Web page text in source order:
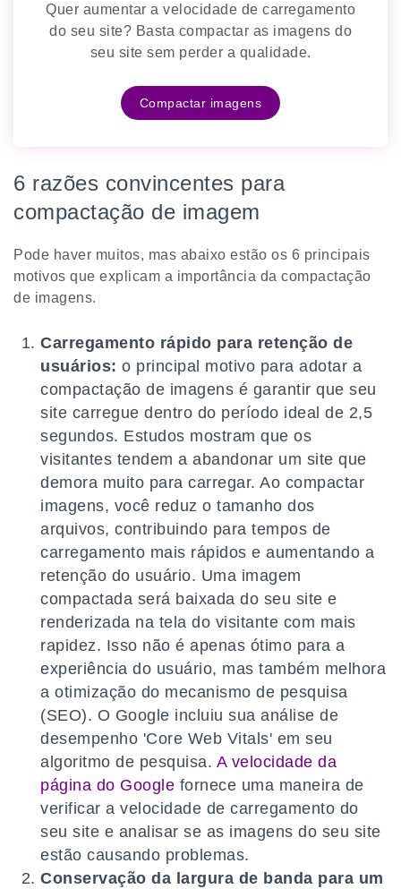
Quer aumentar a velocidade de carregamento
do seu site? Basta compactar as imagens do
seu site sem perder a qualidade.
Compactar imagens
6 razões convincentes para
compactação de imagem
Pode haver muitos, mas abaixo estão os 6 principais
motivos que explicam a importância da compactação
de imagens.
Carregamento rápido para retenção de
usuários: o principal motivo para adotar a
compactação de imagens é garantir que seu
site carregue dentro do período ideal de 2,5
segundos. Estudos mostram que os
visitantes tendem a abandonar um site que
demora muito para carregar. Ao compactar
imagens, você reduz o tamanho dos
arquivos, contribuindo para tempos de
carregamento mais rápidos e aumentando a
retenção do usuário. Uma imagem
compactada será baixada do seu site e
renderizada na tela do visitante com mais
rapidez. Isso não é apenas ótimo para a
experiência do usuário, mas também melhora
a otimização do mecanismo de pesquisa
(SEO). O Google incluiu sua análise de
desempenho 'Core Web Vitals' em seu
algoritmo de pesquisa. A velocidade da
página do Google fornece uma maneira de
verificar a velocidade de carregamento do
seu site e analisar se as imagens do seu site
estão causando problemas.
Conservação da largura de banda para um